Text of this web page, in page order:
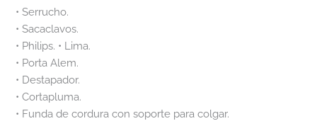
• Serrucho.
• Sacaclavos.
• Philips. • Lima.
• Porta Alem.
• Destapador.
• Cortapluma.
• Funda de cordura con soporte para colgar.